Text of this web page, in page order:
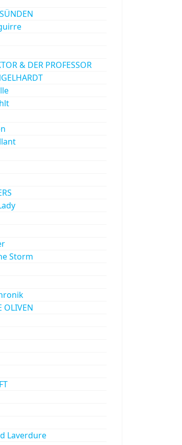
& DER PROFESSOR
Storm
OLIVEN
Laverdure